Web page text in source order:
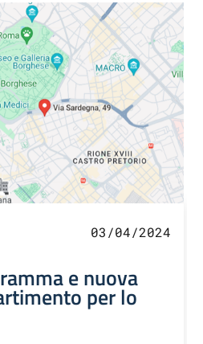
03/04/2024
e nuova
per lo